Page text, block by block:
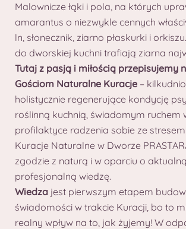
Malownicze łąki i pola, na których
amarantus o niezwykle cennych
ln, słonecznik, ziarno płaskurki i
do dworskiej kuchni trafiają ziarna
Tutaj z pasją i miłością przepisujemy
Gościom Naturalne Kuracje –
holistycznie regenerujące kondycję
roślinną kuchnią, świadomym ruchem
profilaktyce radzenia sobie ze
Kuracje Naturalne w Dworze
zgodzie z naturą i w oparciu o
profesjonalną wiedzę.
Wiedza jest pierwszym etapem
świadomości w trakcie Kuracji, bo to
realny wpływ na to, jak żyjemy! W